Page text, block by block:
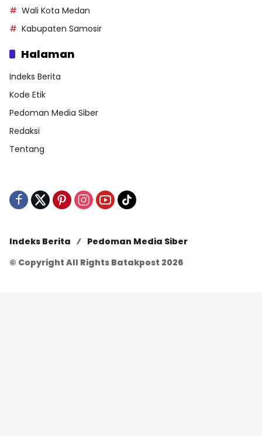
Wali Kota Medan
Kabupaten Samosir
Halaman
Indeks Berita
Kode Etik
Pedoman Media Siber
Redaksi
Tentang
Indeks Berita
Pedoman Media Siber
© Copyright All Rights Batakpost 2026